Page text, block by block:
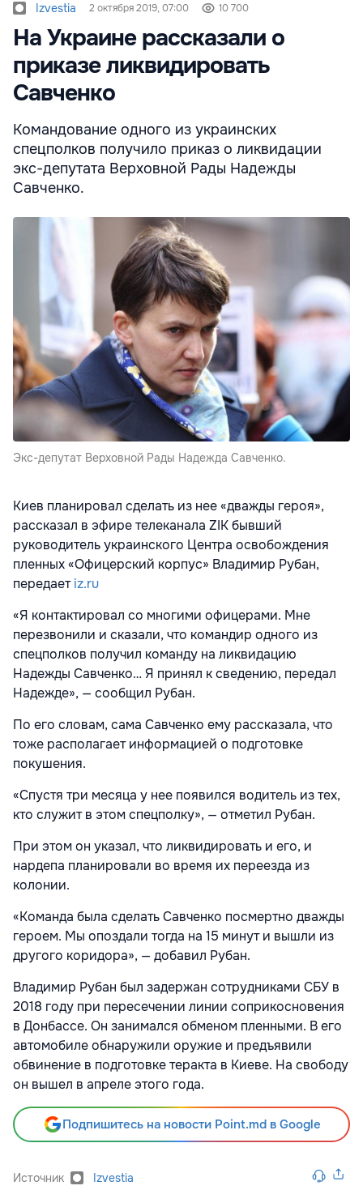
Izvestia 2 октября 2019, 07:00 10 700
На Украине рассказали о
приказе ликвидировать
Савченко
Командование одного из украинских
спецполков получило приказ о ликвидации
экс-депутата Верховной Рады Надежды
Савченко.
Экс-депутат Верховной Рады Надежда Савченко.
Киев планировал сделать из нее «дважды героя»,
рассказал в эфире телеканала ZIK бывший
руководитель украинского Центра освобождения
пленных «Офицерский корпус» Владимир Рубан,
передаетiz.ru
«Я контактировал со многими офицерами. Мне
перезвонили и сказали, что командир одного из
спецполков получил команду на ликвидацию
Надежды Савченко… Я принял к сведению, передал
Надежде», — сообщил Рубан.
По его словам, сама Савченко ему рассказала, что
тоже располагает информацией о подготовке
покушения.
«Спустя три месяца у нее появился водитель из тех,
кто служит в этом спецполку», — отметил Рубан.
При этом он указал, что ликвидировать и его, и
нардепа планировали во время их переезда из
колонии.
«Команда была сделать Савченко посмертно дважды
героем. Мы опоздали тогда на 15 минут и вышли из
другого коридора», — добавил Рубан.
Владимир Рубан был задержан сотрудниками СБУ в
2018 году при пересечении линии соприкосновения
в Донбассе. Он занимался обменом пленными. В его
автомобиле обнаружили оружие и предъявили
обвинение в подготовке теракта в Киеве. На свободу
он вышел в апреле этого года.
Подпишитесь на новости Point.md в Google
Источник Izvestia